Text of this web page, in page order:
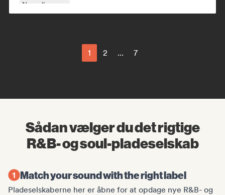
Nouvelle scene
1 2 ... 7
Sådan vælger du det rigtige
R&B- og soul-pladeselskab
Match your sound with the right label
Pladeselskaberne her er åbne for at opdage nye R&B- og